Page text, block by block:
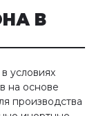
В
условиях
на основе
производства